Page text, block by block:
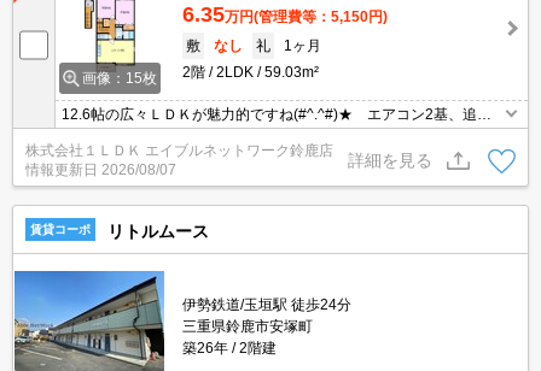
画像：15枚
6.35万円(管理費等：5,150円)
敷
なし 礼
1ヶ月
2階
2LDK 59.03m²
12.6帖の広々ＬＤＫが魅力的ですね(#^.^#)★ エアコン2基、追い
リーンの看板「エイブル」まで☆
株式会社１ＬＤＫ エイブルネットワーク鈴鹿店
情報更新日 2026/08/07
詳細を見る
賃貸コーポ リトルムース
伊勢鉄道/玉垣駅 徒歩24分
三重県鈴鹿市安塚町
築26年
2階建